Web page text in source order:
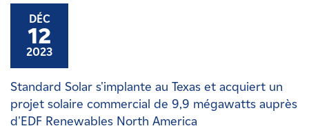
DÉC
12
2023
Standard Solar s'implante au Texas et acquiert un
projet solaire commercial de 9,9 mégawatts auprès
d'EDF Renewables North America